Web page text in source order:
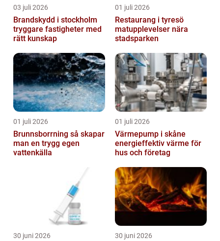
03 juli 2026
Brandskydd i stockholm
tryggare fastigheter med
rätt kunskap
01 juli 2026
Restaurang i tyresö
matupplevelser nära
stadsparken
01 juli 2026
Brunnsborrning så skapar
man en trygg egen
vattenkälla
01 juli 2026
Värmepump i skåne
energieffektiv värme för
hus och företag
30 juni 2026 30 juni 2026